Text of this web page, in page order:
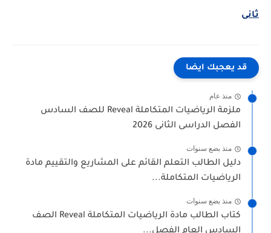
ثانى
قد يعجبك ايضا
منذ عام
ملزمة الرياضيات المتكاملة Reveal للصف السادس
الفصل الدراسى الثانى 2026
منذ بضع سنوات
دليل الطالب التعلم القائم على المشاريع والتقييم مادة
الرياضيات المتكاملة...
منذ بضع سنوات
كتاب الطالب مادة الرياضيات المتكاملة Reveal الصف